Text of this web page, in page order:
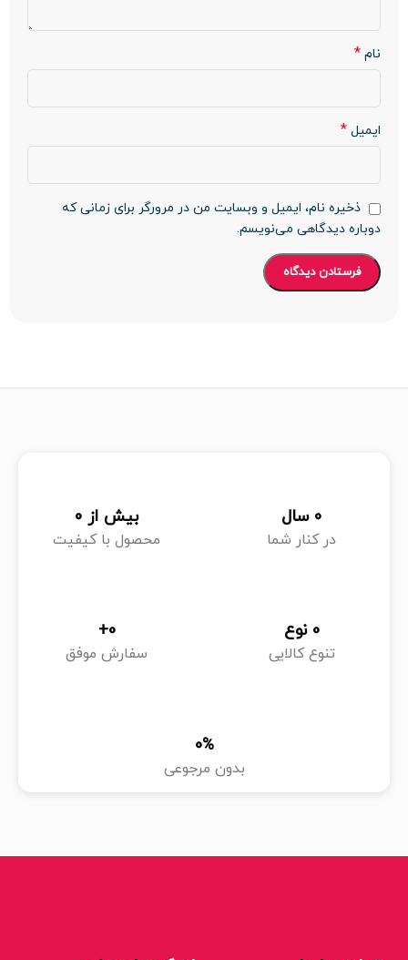
نام *
ایمیل *
ذخیره نام، ایمیل و وبسایت من در مرورگر برای زمانی که
دوباره دیدگاهی می‌نویسم.
در کنار شما
0 سال
محصول با کیفیت
بیش از 0
تنوع کالایی
0 نوع
سفارش موفق
0
+
بدون مرجوعی
%
0